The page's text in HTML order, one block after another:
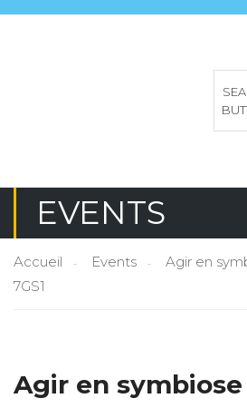
EVENTS
Accueil Events
Agir en
7GS1
Agir en symbiose